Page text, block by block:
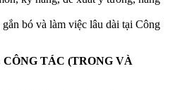
bó và làm việc lâu dài tại Công
TÁC (TRONG VÀ